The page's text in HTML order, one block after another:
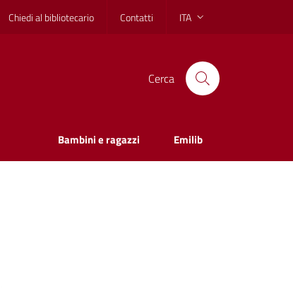
Chiedi al bibliotecario Contatti ITA
Cerca
Bambini e ragazzi Emilib